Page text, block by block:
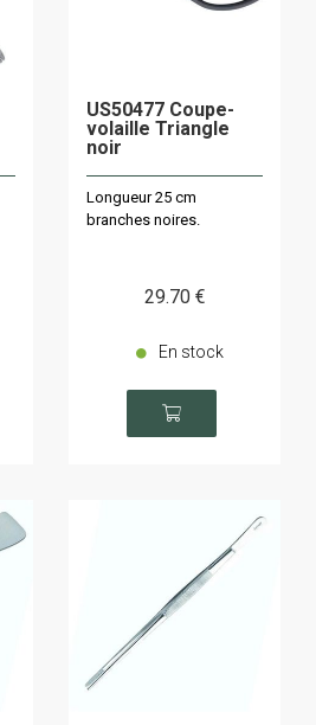
US50477 Coupe-
volaille Triangle
noir
Longueur 25 cm
branches noires.
29.70 €
En stock